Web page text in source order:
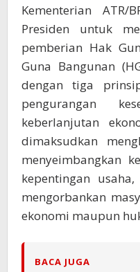
Kementerian ATR/
Presiden untuk
pemberian Hak
Guna Bangunan
dengan tiga
pengurangan
keberlanjutan
dimaksudkan
menyeimbangkan
kepentingan
mengorbankan
ekonomi maupun
BACA JUGA